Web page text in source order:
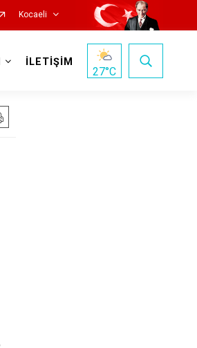
Kocaeli
İLETİŞİM
27°C